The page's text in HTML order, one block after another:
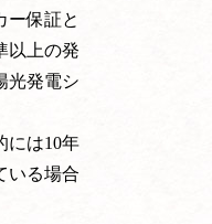
ー保証と
以上の発
光発電シ
には10年
いる場合